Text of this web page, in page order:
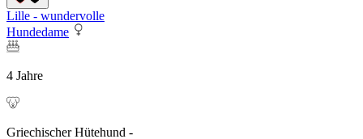
Lille - wundervolle
Hundedame
4 Jahre
Griechischer Hütehund -